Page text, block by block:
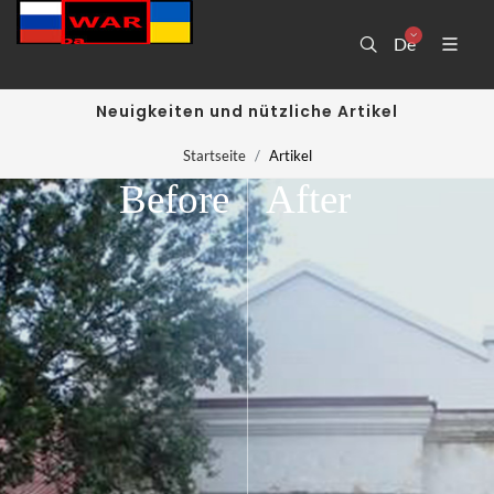
De
Neuigkeiten und nützliche Artikel
Startseite Artikel
After
Before